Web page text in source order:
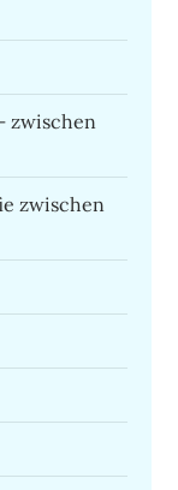
zwischen
zwischen